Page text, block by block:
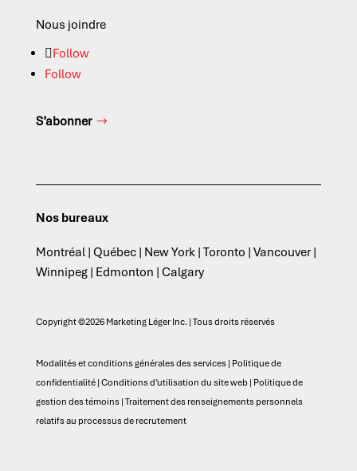
Nous joindre
Follow
Follow
S’abonner
Nos bureaux
Montréal | Québec | New York | Toronto | Vancouver |
Winnipeg | Edmonton | Calgary
Copyright ©2026 Marketing Léger Inc. | Tous droits réservés
Modalités et conditions générales des services| Politique de
confidentialité| Conditions d’utilisation du site web | Politique de
gestion des témoins| Traitement des renseignements personnels
relatifs au processus de recrutement